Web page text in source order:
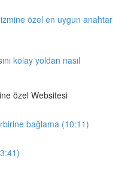
özel en uygun anahtar
kolay yoldan nasıl
özel Websitesi
bağlama (10:11)